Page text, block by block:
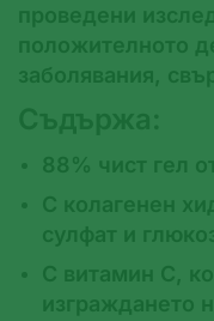
проведени
положителното
заболявания,
88% чист гел
С колагенен
сулфат и
С витамин С,
изграждането